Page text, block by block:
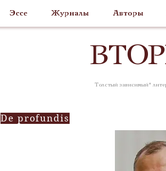
Эссе Журналы Авторы
ВТОР
Толстый зависимый*
De profundis